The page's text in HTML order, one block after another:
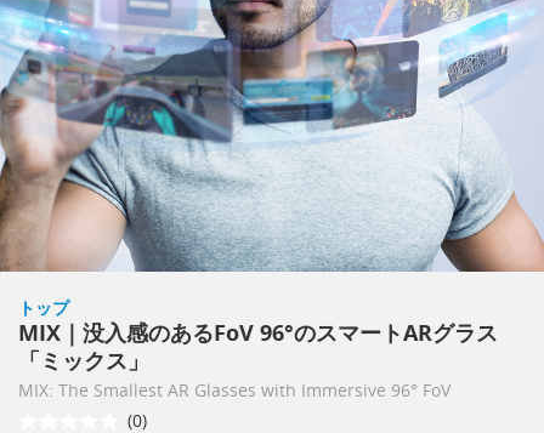
トップ
MIX｜没入感のあるFoV 96°のスマートARグラス
「ミックス」
MIX: The Smallest AR Glasses with Immersive 96° FoV
(0)